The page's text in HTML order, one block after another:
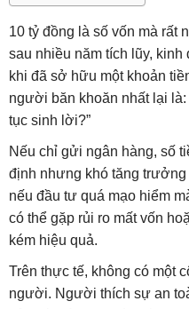
10 tỷ đồng là số vốn mà
sau nhiều năm tích lũy,
khi đã sở hữu một khoản
người băn khoăn nhất lại là:
tục sinh lời?”
Nếu chỉ gửi ngân hàng, số
định nhưng khó tăng
nếu đầu tư quá mạo hiểm
có thể gặp rủi ro mất vốn
kém hiệu quả.
Trên thực tế, không có một
người. Người thích sự an